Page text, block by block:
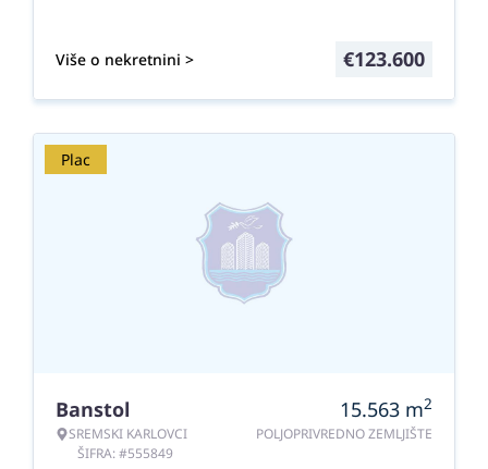
Više o nekretnini > €123.600
Plac
Banstol
SREMSKI KARLOVCI
ŠIFRA: #555849
15.563 m2
POLJOPRIVREDNO ZEMLJIŠTE